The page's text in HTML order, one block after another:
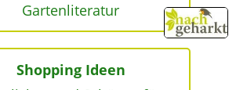
Gartenliteratur
Shopping Ideen